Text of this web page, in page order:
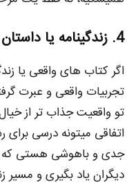
4. زندگینامه یا داستان واقعی
اگر کتاب‌ های واقعی یا
تجربیات واقعی و عبرت
تو واقعیت جذاب‌ تر از
اتفاقی میتونه درسی
جدی و باهوشی هستی که
دیگران یاد بگیری و مسیر